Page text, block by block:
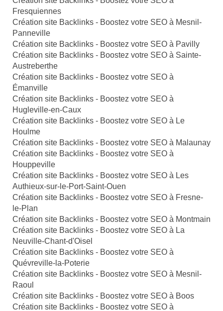
Fresquiennes
Création site Backlinks - Boostez votre SEO à Mesnil-
Panneville
Création site Backlinks - Boostez votre SEO à Pavilly
Création site Backlinks - Boostez votre SEO à Sainte-
Austreberthe
Création site Backlinks - Boostez votre SEO à
Émanville
Création site Backlinks - Boostez votre SEO à
Hugleville-en-Caux
Création site Backlinks - Boostez votre SEO à Le
Houlme
Création site Backlinks - Boostez votre SEO à Malaunay
Création site Backlinks - Boostez votre SEO à
Houppeville
Création site Backlinks - Boostez votre SEO à Les
Authieux-sur-le-Port-Saint-Ouen
Création site Backlinks - Boostez votre SEO à Fresne-
le-Plan
Création site Backlinks - Boostez votre SEO à Montmain
Création site Backlinks - Boostez votre SEO à La
Neuville-Chant-d'Oisel
Création site Backlinks - Boostez votre SEO à
Quévreville-la-Poterie
Création site Backlinks - Boostez votre SEO à Mesnil-
Raoul
Création site Backlinks - Boostez votre SEO à Boos
Création site Backlinks - Boostez votre SEO à